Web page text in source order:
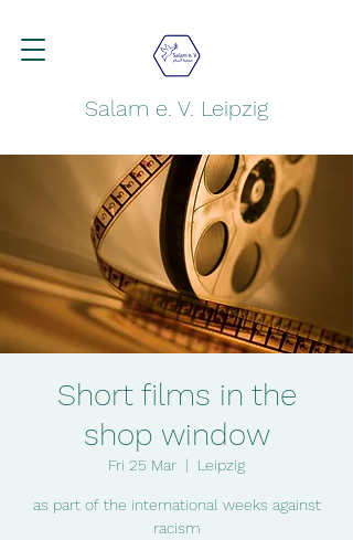
Salam e. V. Leipzig
Short films in the
shop window
Fri 25 Mar
  |
Leipzig
as part of the international weeks against
racism